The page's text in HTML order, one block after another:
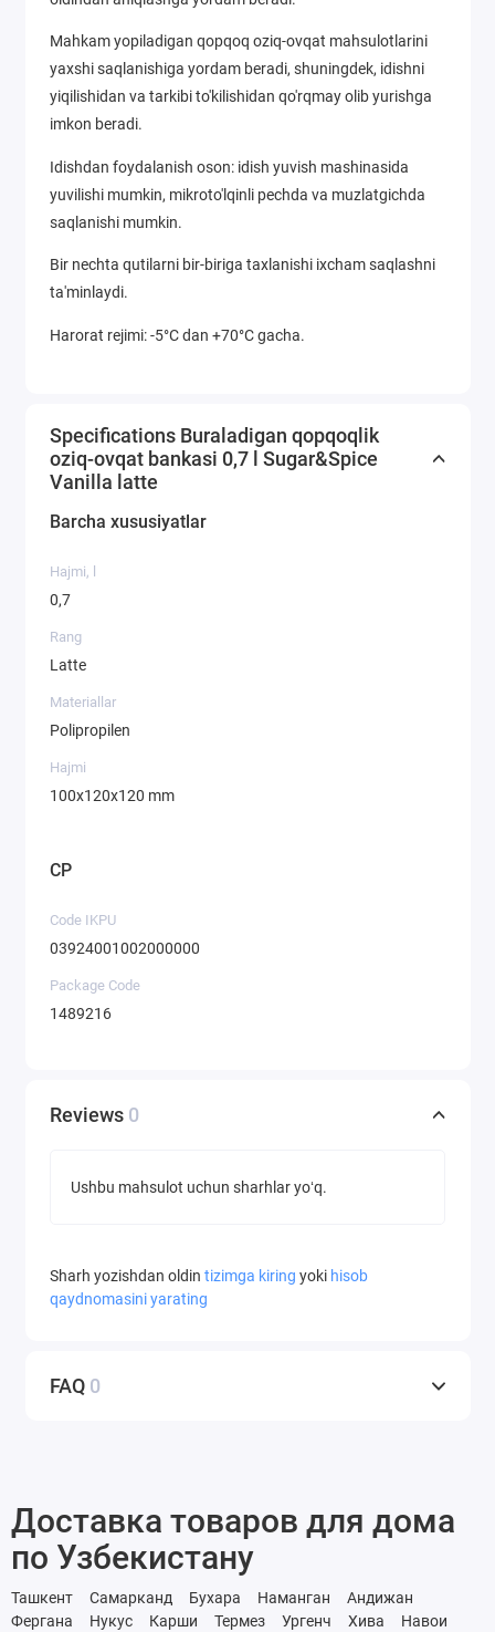
Mahkam yopiladigan qopqoq oziq-ovqat mahsulotlarini
yaxshi saqlanishiga yordam beradi, shuningdek, idishni
yiqilishidan va tarkibi to'kilishidan qo'rqmay olib yurishga
imkon beradi.
Idishdan foydalanish oson: idish yuvish mashinasida
yuvilishi mumkin, mikroto'lqinli pechda va muzlatgichda
saqlanishi mumkin.
Bir nechta qutilarni bir-biriga taxlanishi ixcham saqlashni
ta'minlaydi.
Harorat rejimi: -5°C dan +70°C gacha.
Specifications Buraladigan qopqoqlik
oziq-ovqat bankasi 0,7 l Sugar&Spice
Vanilla latte
Barcha xususiyatlar
Hajmi, l
0,7
Rang
Latte
Materiallar
Polipropilen
Hajmi
100x120x120 mm
CP
Code IKPU
03924001002000000
Package Code
1489216
Reviews 0
Ushbu mahsulot uchun sharhlar yoʻq.
Sharh yozishdan oldin tizimga kiring yoki hisob
qaydnomasini yarating
FAQ 0
Доставка товаров для дома
по Узбекистану
Ташкент Самарканд Бухара Наманган
Андижан
Фергана
Нукус Карши Термез Ургенч Хива Навои